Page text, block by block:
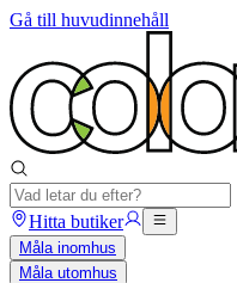
Gå till huvudinnehåll
Hitta butiker
Måla inomhus
Måla utomhus